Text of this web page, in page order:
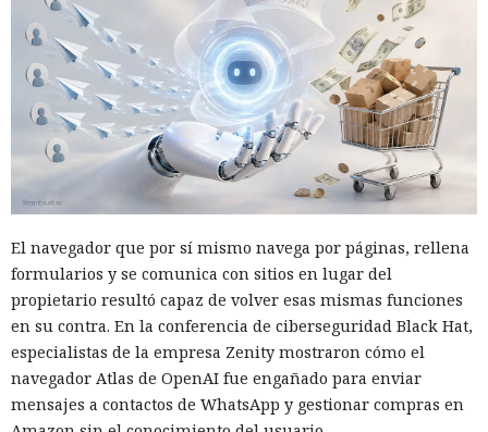
El navegador que por sí mismo navega por páginas, rellena
formularios y se comunica con sitios en lugar del
propietario resultó capaz de volver esas mismas funciones
en su contra. En la conferencia de ciberseguridad Black Hat,
especialistas de la empresa Zenity mostraron cómo el
navegador Atlas de OpenAI fue engañado para enviar
mensajes a contactos de WhatsApp y gestionar compras en